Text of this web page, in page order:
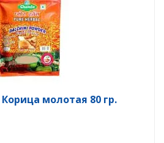
молотая 80 гр.